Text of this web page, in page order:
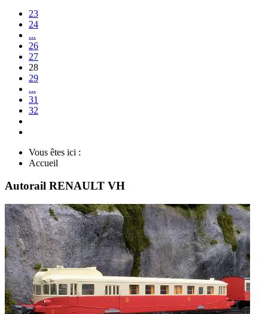
23
24
...
26
27
28
29
...
31
32
Vous êtes ici :
Accueil
Autorail RENAULT VH